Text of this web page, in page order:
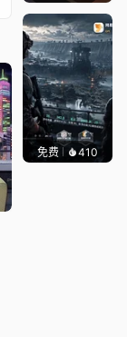
免费 410
千千壁纸
等作者